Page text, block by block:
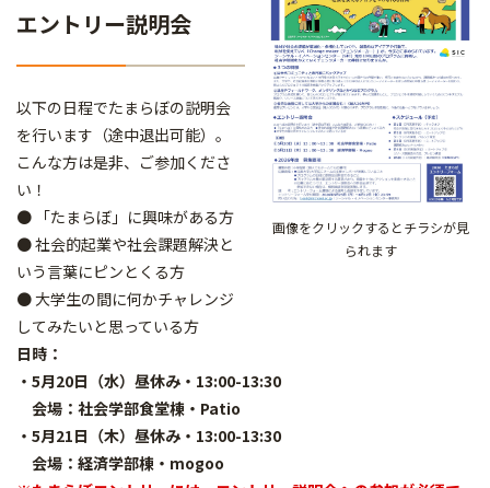
画像をクリックするとチラシが見
られます
エントリー説明会
以下の日程でたまらぼの説明会
を行います（途中退出可能）。
こんな方は是非、ご参加くださ
い！
● 「たまらぼ」に興味がある方
● 社会的起業や社会課題解決と
いう言葉にピンとくる方
● 大学生の間に何かチャレンジ
してみたいと思っている方
日時：
・5月20日（水）昼休み・13:00-13:30
会場：社会学部食堂棟・Patio
・5月21日（木）昼休み・13:00-13:30
会場：経済学部棟・mogoo